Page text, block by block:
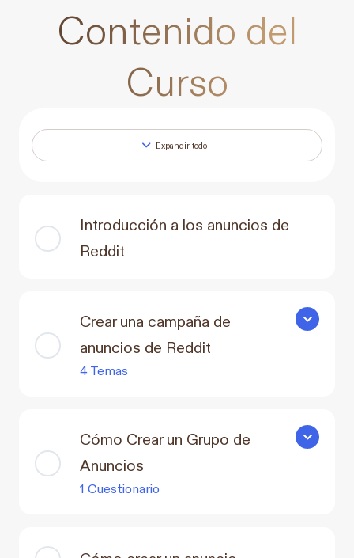
Contenido del
Curso
Expandir todo
Lecciones
Introducción a los anuncios de
Reddit
Crear una campaña de
anuncios de Reddit
4 Temas
Crear una
Cómo Crear un Grupo de
Anuncios
1 Cuestionario
Cómo